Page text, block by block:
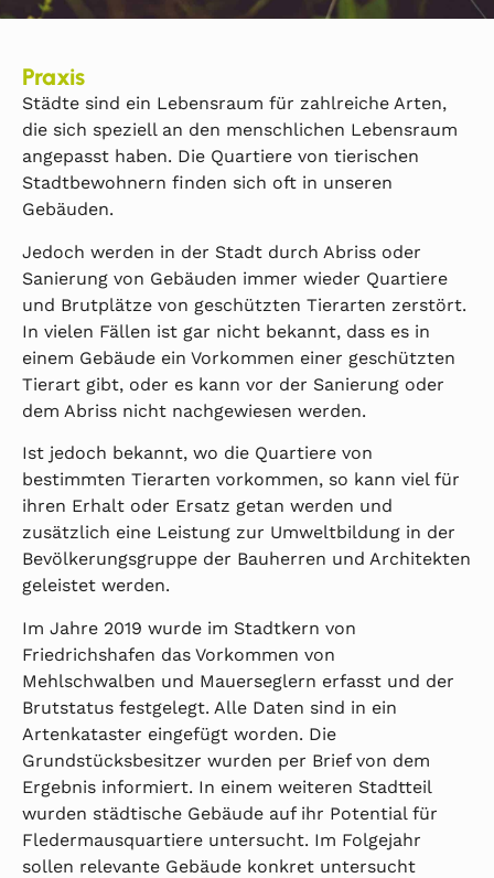
Praxis
Städte sind ein Lebensraum für zahlreiche Arten,
die sich speziell an den menschlichen Lebensraum
angepasst haben. Die Quartiere von tierischen
Stadtbewohnern finden sich oft in unseren
Gebäuden.
Jedoch werden in der Stadt durch Abriss oder
Sanierung von Gebäuden immer wieder Quartiere
und Brutplätze von geschützten Tierarten zerstört.
In vielen Fällen ist gar nicht bekannt, dass es in
einem Gebäude ein Vorkommen einer geschützten
Tierart gibt, oder es kann vor der Sanierung oder
dem Abriss nicht nachgewiesen werden.
Ist jedoch bekannt, wo die Quartiere von
bestimmten Tierarten vorkommen, so kann viel für
ihren Erhalt oder Ersatz getan werden und
zusätzlich eine Leistung zur Umweltbildung in der
Bevölkerungsgruppe der Bauherren und Architekten
geleistet werden.
Im Jahre 2019 wurde im Stadtkern von
Friedrichshafen das Vorkommen von
Mehlschwalben und Mauerseglern erfasst und der
Brutstatus festgelegt. Alle Daten sind in ein
Artenkataster eingefügt worden. Die
Grundstücksbesitzer wurden per Brief von dem
Ergebnis informiert. In einem weiteren Stadtteil
wurden städtische Gebäude auf ihr Potential für
Fledermausquartiere untersucht. Im Folgejahr
sollen relevante Gebäude konkret untersucht